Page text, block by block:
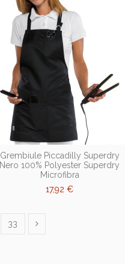
Grembiule Piccadilly Superdry
Nero 100% Polyester Superdry
Microfibra
17,92 €
33